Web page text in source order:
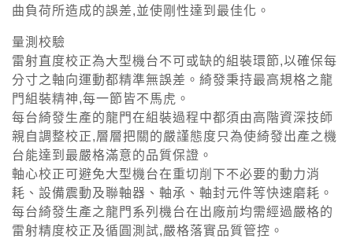
曲負荷所造成的誤差,並使剛性達到最佳化。
量測校驗
雷射直度校正為大型機台不可或缺的組裝環節,以確保每
分寸之軸向運動都精準無誤差。綺發秉持最高規格之龍
門組裝精神,每一節皆不馬虎。
每台綺發生產的龍門在組裝過程中都須由高階資深技師
親自調整校正,層層把關的嚴謹態度只為使綺發出產之機
台能達到最嚴格滿意的品質保證。
軸心校正可避免大型機台在重切削下不必要的動力消
耗、設備震動及聯軸器、軸承、軸封元件等快速磨耗。
每台綺發生產之龍門系列機台在出廠前均需經過嚴格的
雷射精度校正及循圓測試,嚴格落實品質管控。